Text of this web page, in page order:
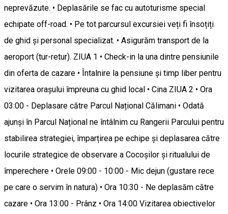
neprevăzute. • Deplasările se fac cu autoturisme special
echipate off-road. • Pe tot parcursul excursiei veți fi însoțiți
de ghid și personal specializat. • Asigurăm transport de la
aeroport (tur-retur). ZIUA 1 • Check-in la una dintre pensiunile
din oferta de cazare • Întalnire la pensiune și timp liber pentru
vizitarea orașului împreuna cu ghid local • Cina ZIUA 2 • Ora
03:00 - Deplasare către Parcul Național Călimani • Odată
ajunși în Parcul Național ne întâlnim cu Rangerii Parcului pentru
stabilirea strategiei, împarțirea pe echipe și deplasarea către
locurile strategice de observare a Cocoșilor și ritualului de
împerechere • Orele 09:00 - 10:00 - Mic dejun (gustare rece
pe care o servim în natura) • Ora 10:30 - Ne deplasăm către
cazare • Ora 13:00 - Prânz • Ora 14:00 Vizitarea obiectivelor